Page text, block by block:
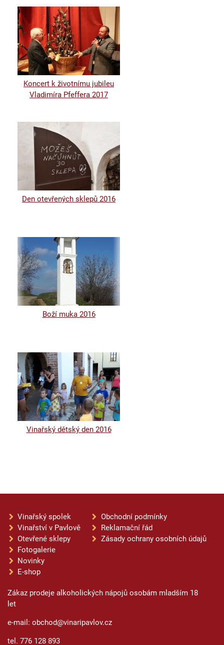
Koncert k životnímu jubileu
Vladimíra Pfeffera 2017
Den otevřených sklepů 2016
Boží muka 2016
Vinařský dětský den 2016
Vinařský spolek
Vinařství v Pavlově
Otevřené sklepy
Fotogalerie
Novinky
E-shop
Obchodní podmínky
Reklamační řád
Zásady ochrany osobních údajů
Zákaz prodeje alkoholických nápojů osobám mladším 18
let
e-mail: obchod@vinaripavlov.cz
tel. 776 128 893